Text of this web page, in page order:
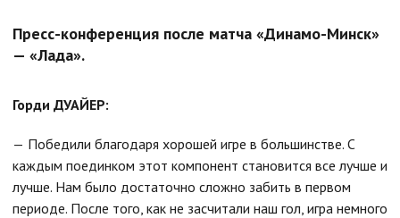
Пресс-конференция после матча «Динамо-Минск»
— «Лада».
Горди ДУАЙЕР:
— Победили благодаря хорошей игре в большинстве. С
каждым поединком этот компонент становится все лучше и
лучше. Нам было достаточно сложно забить в первом
периоде. После того, как не засчитали наш гол, игра немного